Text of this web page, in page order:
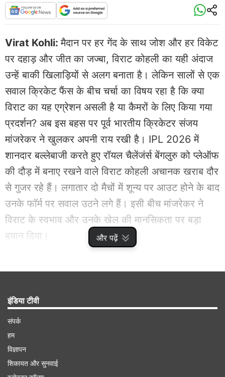
और पढ़ें
Virat Kohli:मैदान पर हर गेंद के साथ जोश और हर विकेट
पर दहाड़ और जीत का जज्बा, विराट कोहली का यही अंदाज
उन्हें बाकी खिलाड़ियों से अलग बनाता है। लेकिन सालों से एक
सवाल क्रिकेट फैंस के बीच चर्चा का विषय रहा है कि क्या
विराट का यह एग्रेशन असली है या कैमरों के लिए किया गया
प्रदर्शन? अब इस बहस पर पूर्व भारतीय क्रिकेटर संजय
मांजरेकर ने खुलकर अपनी राय रखी है। IPL 2026 में
शानदार बल्लेबाजी करते हुए रॉयल चैलेंजंर्स बेंगलुरु को प्लेऑफ
की दौड़ में बनाए रखने वाले विराट कोहली अचानक खराब दौर
से गुजर रहे हैं। लगातार दो मैचों में शून्य पर आउट होने के बाद
उनके फॉर्म पर सवाल उठने लगे हैं। इसी बीच मांजरेकर ने
विराट के स्वभाव और उनके खेल की मानसिकता पर बड़ा
बयान दिया।
इंडिया टीवी
संपर्क
हम
विज्ञापन
शिकायत और सुनवाई